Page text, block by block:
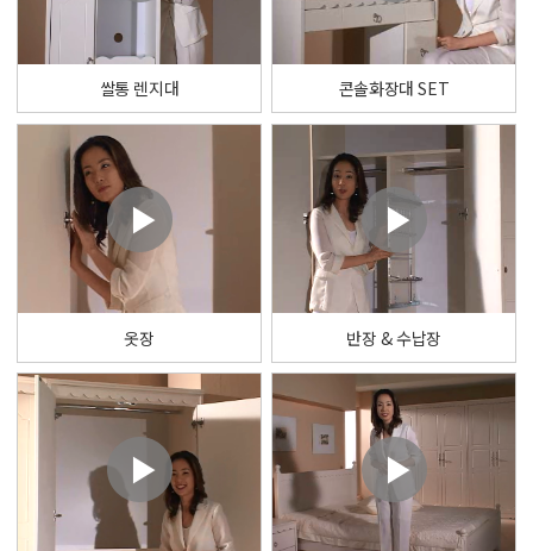
쌀통 렌지대 콘솔화장대 SET
옷장 반장 & 수납장